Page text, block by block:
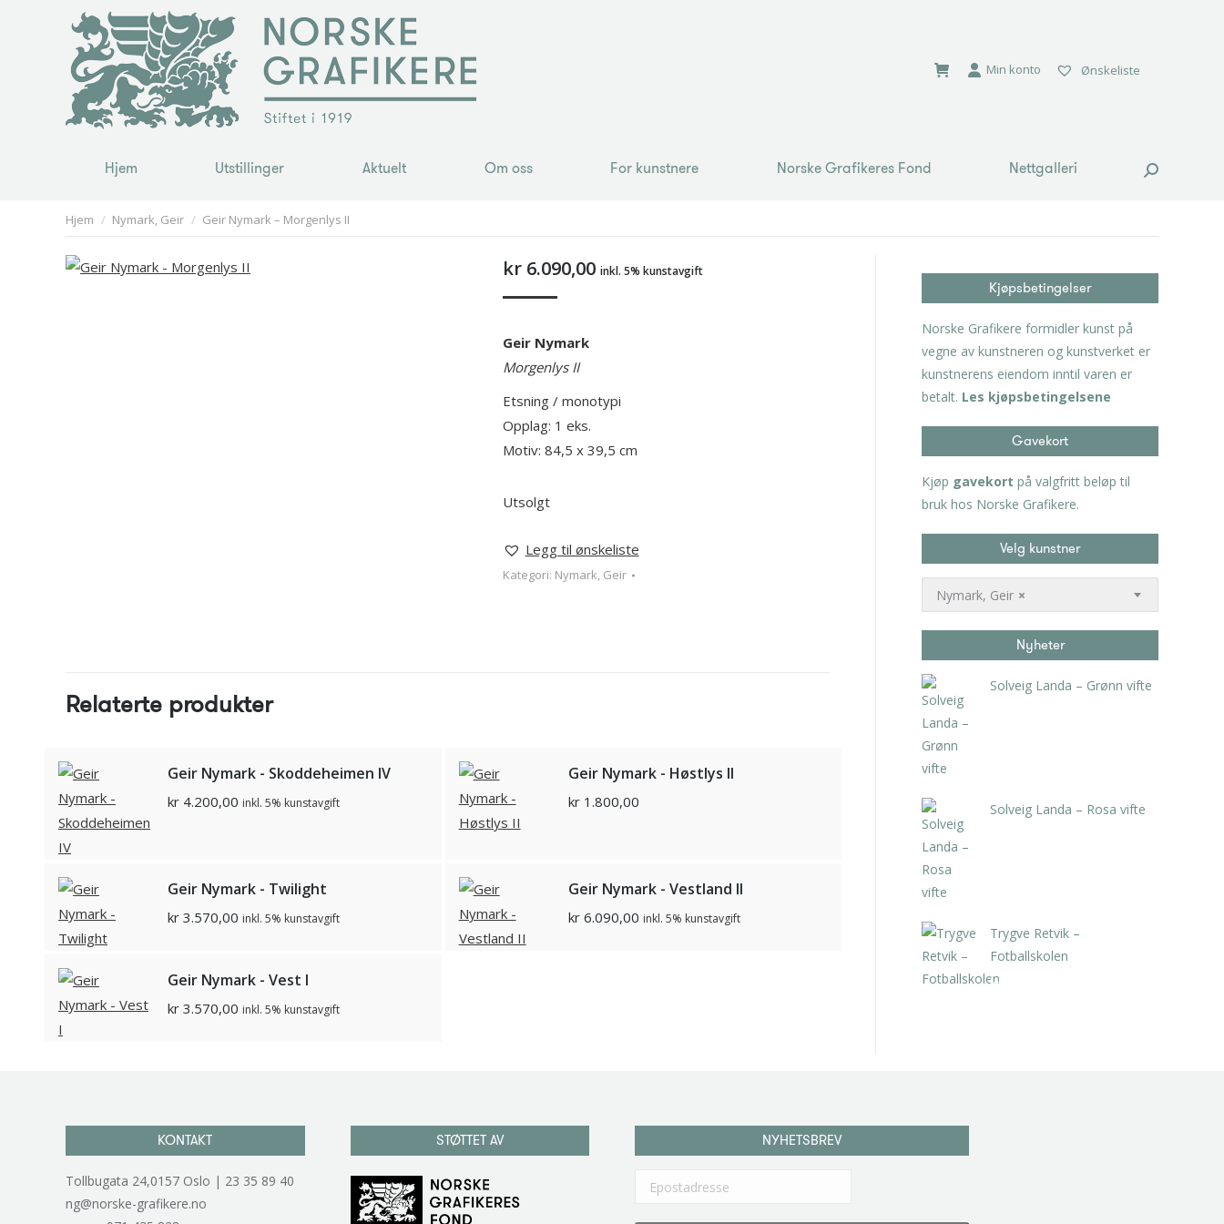
Min konto Ønskeliste
Hjem Utstillinger Aktuelt Om oss For kunstnere Norske Grafikeres Fond Nettgalleri Search:
You are here:
Hjem Nymark, Geir Geir Nymark – Morgenlys II
kr6.090,00 inkl. 5% kunstavgift
Geir Nymark
Morgenlys II
Etsning / monotypi
Opplag: 1 eks.
Motiv: 84,5 x 39,5 cm
Utsolgt
Legg til ønskeliste
Kategori: Nymark, Geir
Relaterte produkter
Geir Nymark - Skoddeheimen IV
kr 4.200,00 inkl. 5% kunstavgift
Geir Nymark - Høstlys II
kr1.800,00
Geir Nymark - Twilight
kr 3.570,00 inkl. 5% kunstavgift
Geir Nymark - Vestland II
kr6.090,00 inkl. 5% kunstavgift
Geir Nymark - Vest I
kr 3.570,00 inkl. 5% kunstavgift
Kjøpsbetingelser
Norske Grafikere formidler kunst på
vegne av kunstneren og kunstverket er
kunstnerens eiendom inntil varen er
betalt. Les kjøpsbetingelsene
Gavekort
Kjøp gavekort på valgfritt beløp til
bruk hos Norske Grafikere.
Velg kunstner
×
Nymark, Geir
Nyheter
Solveig Landa – Grønn vifte
Solveig Landa – Rosa vifte
Trygve Retvik –
Fotballskolen
kr
KONTAKT
Tollbugata 24,0157 Oslo | 23 35 89 40
ng@norske-grafikere.no
STØTTET AV NYHETSBREV
Hjem Utstillinger Aktuelt